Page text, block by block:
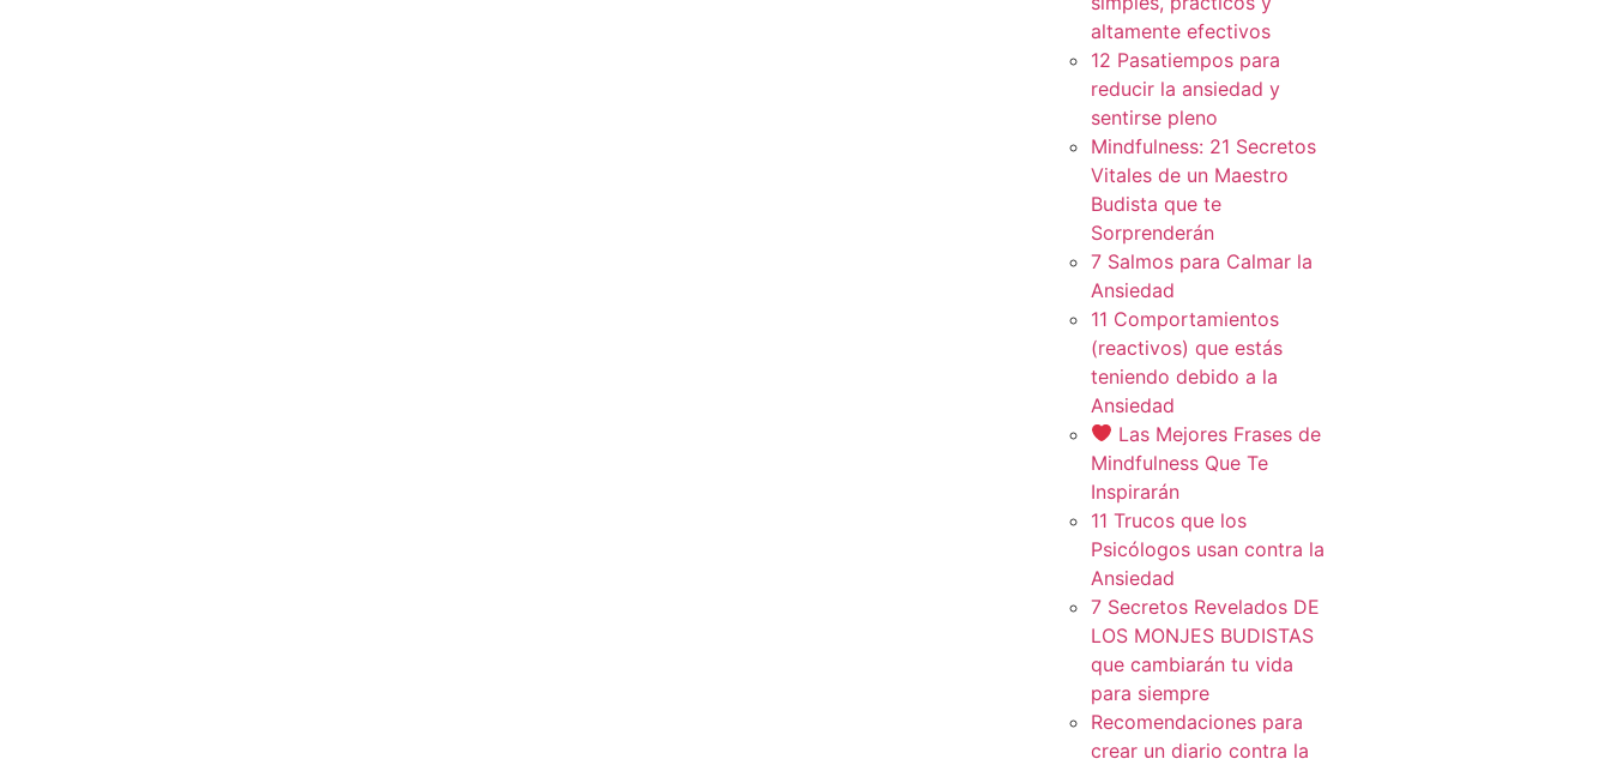
altamente efectivos
12 Pasatiempos para
reducir la ansiedad y
sentirse pleno
Mindfulness: 21 Secretos
Vitales de un Maestro
Budista que te
Sorprenderán
7 Salmos para Calmar la
Ansiedad
11 Comportamientos
(reactivos) que estás
teniendo debido a la
Ansiedad
Las Mejores Frases de
Mindfulness Que Te
Inspirarán
11 Trucos que los
Psicólogos usan contra la
Ansiedad
7 Secretos Revelados DE
LOS MONJES BUDISTAS
que cambiarán tu vida
para siempre
Recomendaciones para
crear un diario contra la